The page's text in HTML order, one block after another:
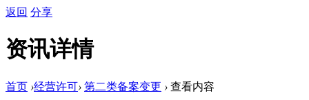
返回 分享
资讯详情
首页 ›经营许可› 第二类备案变更 › 查看内容